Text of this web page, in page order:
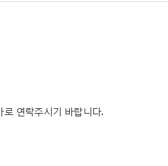
연락주시기 바랍니다.